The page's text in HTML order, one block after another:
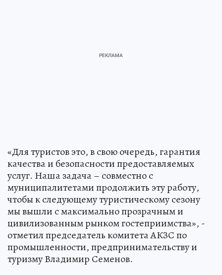
«Для туристов это, в свою очередь, гарантия
качества и безопасности предоставляемых
услуг. Наша задача – совместно с
муниципалитетами продолжить эту работу,
чтобы к следующему туристическому сезону
мы вышли с максимально прозрачным и
цивилизованным рынком гостеприимства», -
отметил председатель комитета АКЗС по
промышленности, предпринимательству и
туризму Владимир Семенов.